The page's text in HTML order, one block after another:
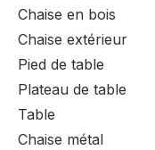
Chaise en bois
Chaise extérieur
Pied de table
Plateau de table
Table
Chaise métal